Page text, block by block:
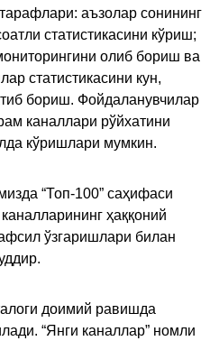
аъзолар сонининг
статистикасини кўриш;
олиб бориш ва
статистикасини кун,
бориш. Фойдаланувчилар
каналлари рўйхатини
кўришлари мумкин.
“Топ-100” саҳифаси
ҳаққоний
ўзгаришлари билан
доимий равишда
“Янги каналлар” номли